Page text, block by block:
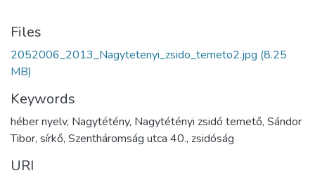
Files
2052006_2013_Nagytetenyi_zsido_temeto2.jpg (8.25
MB)
Keywords
héber nyelv, Nagytétény, Nagytétényi zsidó temető, Sándor
Tibor, sírkő, Szentháromság utca 40., zsidóság
URI